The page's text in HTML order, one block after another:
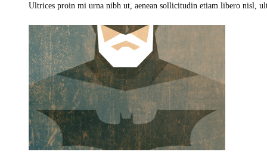
Ultrices proin mi urna nibh ut, aenean sollicitudin etiam libero nisl,